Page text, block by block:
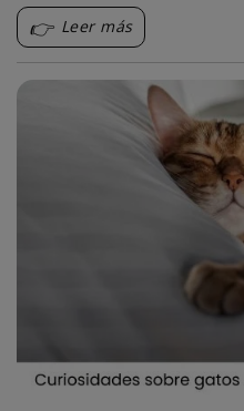
que se quede tranquilo en casa.
Leer más